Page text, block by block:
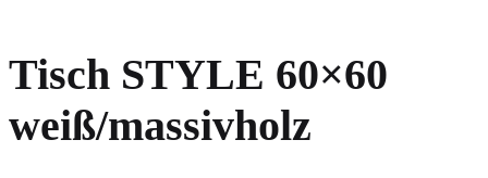
Tisch STYLE 60×60
weiß/massivholz